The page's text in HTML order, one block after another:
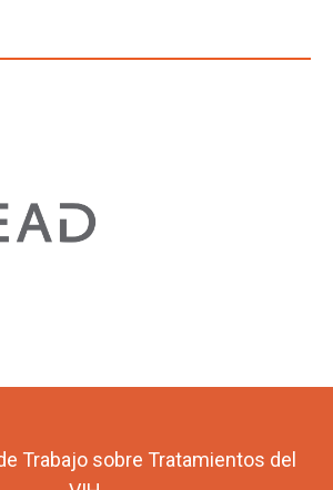
Trabajo sobre Tratamientos del